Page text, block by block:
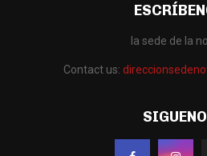
la sede de la
Contact us: